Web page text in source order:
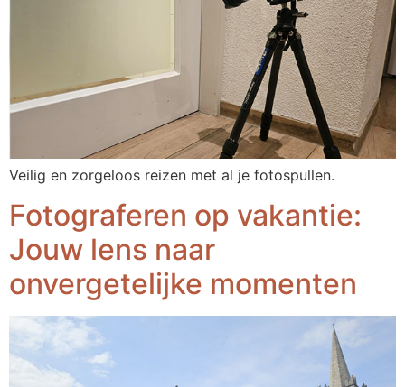
Veilig en zorgeloos reizen met al je fotospullen.
Fotograferen op vakantie:
Jouw lens naar
onvergetelijke momenten